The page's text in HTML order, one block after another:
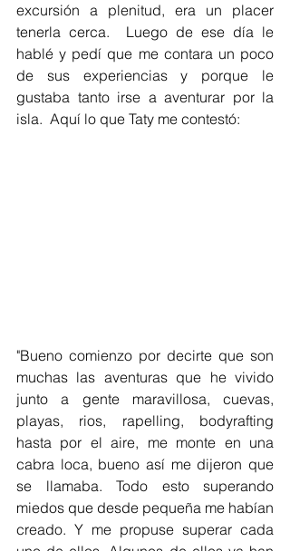
excursión a plenitud, era un placer
tenerla cerca.  Luego de ese día le
hablé y pedí que me contara un poco
de sus experiencias y porque le
gustaba tanto irse a aventurar por la
isla.  Aquí lo que Taty me contestó:
"Bueno comienzo por decirte que son
muchas las aventuras que he vivido
junto a gente maravillosa, cuevas,
playas, rios, rapelling, bodyrafting
hasta por el aire, me monte en una
cabra loca, bueno así me dijeron que
se llamaba. Todo esto superando
miedos que desde pequeña me habían
creado. Y me propuse superar cada